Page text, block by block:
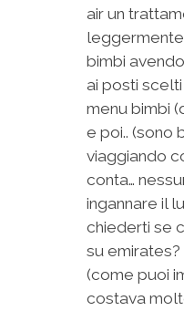
air un
leggermente
bimbi
ai posti scelti
menu bimbi
e poi.. (sono
viaggiando
conta…
ingannare il
chiederti se
su emirates?
(come puoi
costava